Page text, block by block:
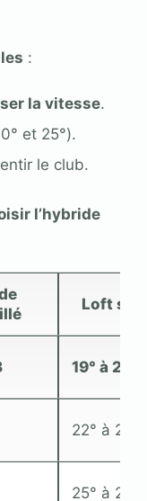
:
la vitesse.
et 25°).
le club.
l’hybride
Loft
19° à 21°
22° à 24°
25° à 27°